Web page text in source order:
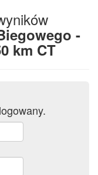
-
km CT